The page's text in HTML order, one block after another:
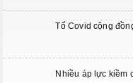
Tổ Covid cộng
Nhiều áp lực kiềm